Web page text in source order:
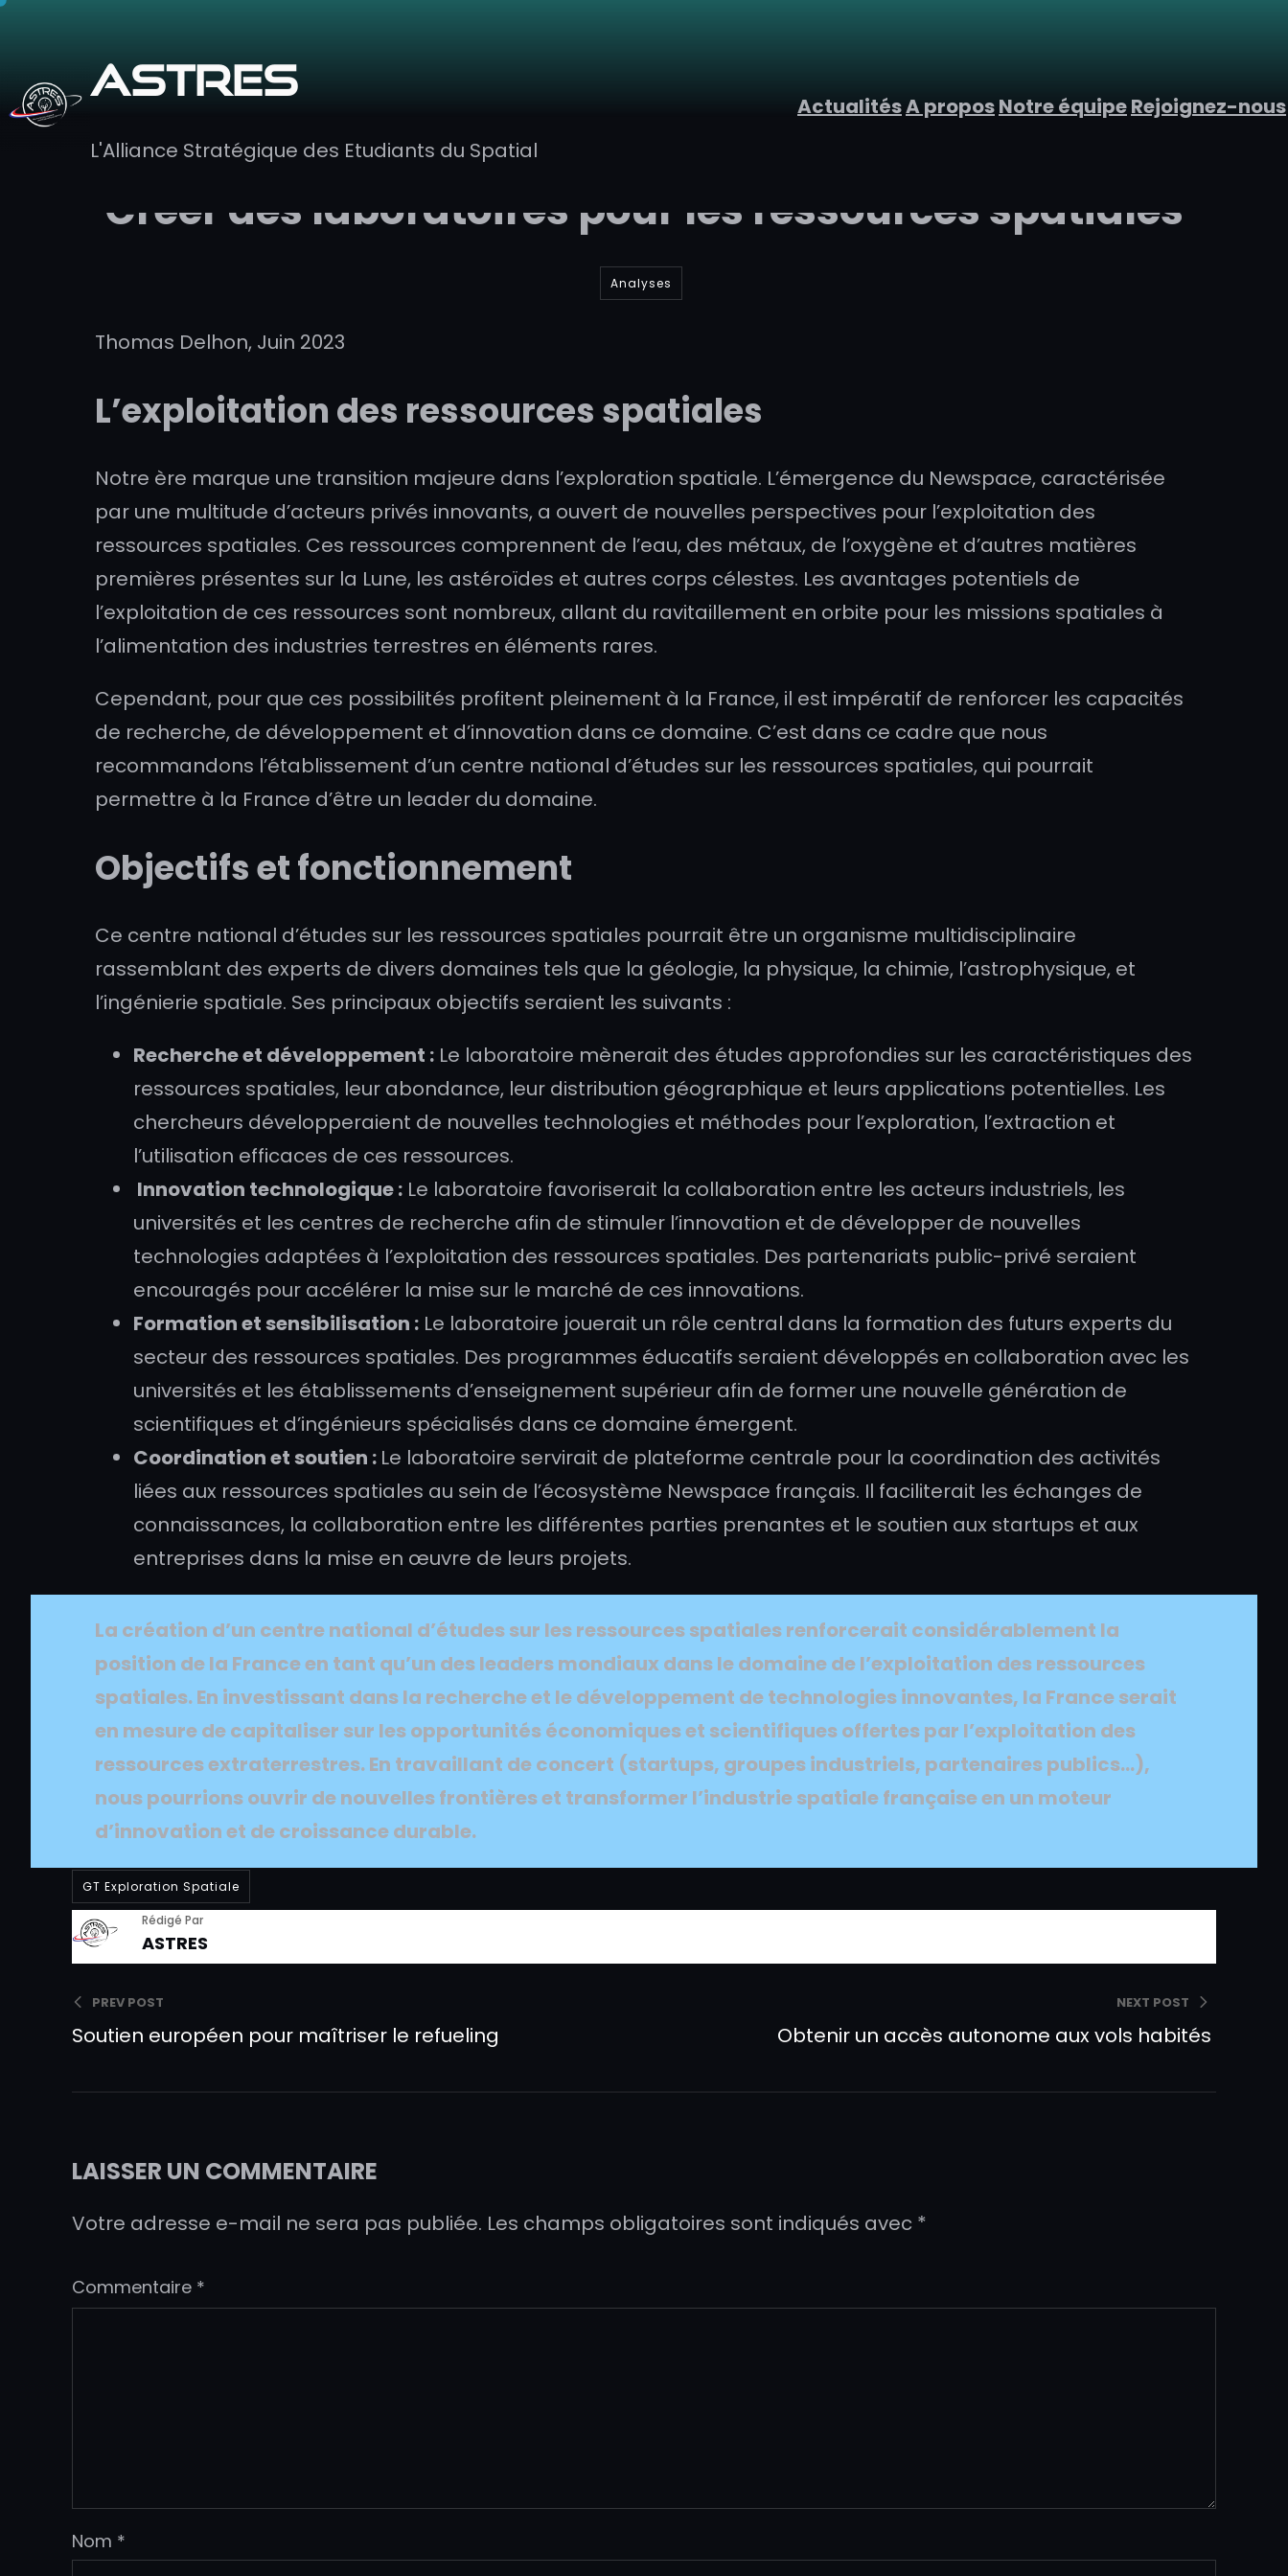
ASTRES
L'Alliance Stratégique des Etudiants du Spatial
ActualitésA proposNotre équipeRejoignez-nous
Créer des laboratoires pour les ressources spatiales
Analyses
Thomas Delhon, Juin 2023
L’exploitation des ressources spatiales
Notre ère marque une transition majeure dans l’exploration spatiale. L’émergence du Newspace, caractérisée
par une multitude d’acteurs privés innovants, a ouvert de nouvelles perspectives pour l’exploitation des
ressources spatiales. Ces ressources comprennent de l’eau, des métaux, de l’oxygène et d’autres matières
premières présentes sur la Lune, les astéroïdes et autres corps célestes. Les avantages potentiels de
l’exploitation de ces ressources sont nombreux, allant du ravitaillement en orbite pour les missions spatiales à
l’alimentation des industries terrestres en éléments rares.
Cependant, pour que ces possibilités profitent pleinement à la France, il est impératif de renforcer les capacités
de recherche, de développement et d’innovation dans ce domaine. C’est dans ce cadre que nous
recommandons l’établissement d’un centre national d’études sur les ressources spatiales, qui pourrait
permettre à la France d’être un leader du domaine.
Objectifs et fonctionnement
Ce centre national d’études sur les ressources spatiales pourrait être un organisme multidisciplinaire
rassemblant des experts de divers domaines tels que la géologie, la physique, la chimie, l’astrophysique, et
l’ingénierie spatiale. Ses principaux objectifs seraient les suivants :
Recherche et développement : Le laboratoire mènerait des études approfondies sur les caractéristiques des
ressources spatiales, leur abondance, leur distribution géographique et leurs applications potentielles. Les
chercheurs développeraient de nouvelles technologies et méthodes pour l’exploration, l’extraction et
l’utilisation efficaces de ces ressources.
Innovation technologique : Le laboratoire favoriserait la collaboration entre les acteurs industriels, les
universités et les centres de recherche afin de stimuler l’innovation et de développer de nouvelles
technologies adaptées à l’exploitation des ressources spatiales. Des partenariats public-privé seraient
encouragés pour accélérer la mise sur le marché de ces innovations.
Formation et sensibilisation : Le laboratoire jouerait un rôle central dans la formation des futurs experts du
secteur des ressources spatiales. Des programmes éducatifs seraient développés en collaboration avec les
universités et les établissements d’enseignement supérieur afin de former une nouvelle génération de
scientifiques et d’ingénieurs spécialisés dans ce domaine émergent.
Coordination et soutien : Le laboratoire servirait de plateforme centrale pour la coordination des activités
liées aux ressources spatiales au sein de l’écosystème Newspace français. Il faciliterait les échanges de
connaissances, la collaboration entre les différentes parties prenantes et le soutien aux startups et aux
entreprises dans la mise en œuvre de leurs projets.
La création d’un centre national d’étudessur les ressources spatiales renforcerait considérablement la
position de la France en tant qu’un des leaders mondiaux dans le domaine de l’exploitation des ressources
spatiales. En investissant dans la recherche et le développement de technologies innovantes, la France serait
en mesure decapitaliser sur les opportunités économiques et scientifiques offertes par l’exploitation des
ressources extraterrestres. En travaillant de concert (startups, groupes industriels, partenaires publics…),
nous pourrions ouvrir de nouvelles frontières et transformer l’industrie spatiale française en un moteur
d’innovation et de croissance durable.
GT Exploration Spatiale
Rédigé Par
ASTRES
PREV POST
Soutien européen pour maîtriser le refueling
NEXT POST
Obtenir un accès autonome aux vols habités
LAISSER UN COMMENTAIRE
Votre adresse e-mail ne sera pas publiée. Les champs obligatoires sont indiqués avec *
Commentaire *
Nom *